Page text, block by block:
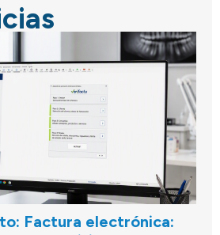
Factura electrónica: